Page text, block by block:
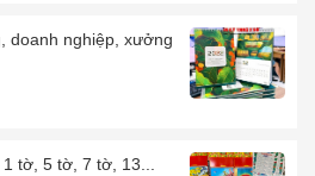
doanh nghiệp, xưởng
tờ, 5 tờ, 7 tờ, 13...